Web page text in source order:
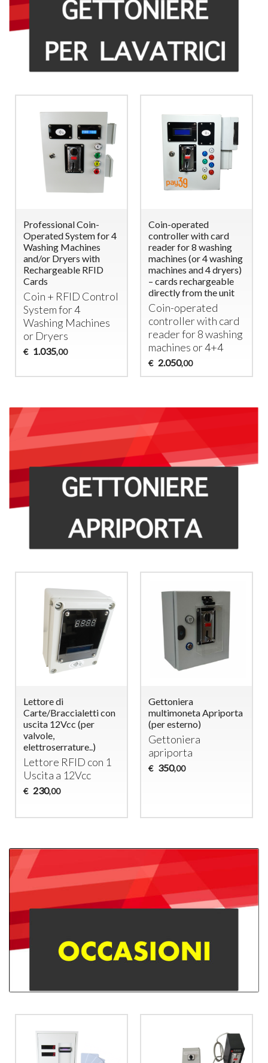
Electronic Coin
Operated Timer for
Domestic Washing
Machines (Max
1900W) – Ideal for
B&Bs and Hospitality
Facilities
Electronic Coin
Operated Timer for
Washing Machine
€ 290,00
Gettoniera
multimoneta per
Lavaggio e Asciugatura
cavalli
Legge monete da €
0,1..0,2..0,5..1..2
€ 430
Multi-Coin Coin
Acceptor for 3 Doors
with 12Vdc Electric
Locks – Timed Door
Opening System
Coin Acceptor for 3
Doors
€ 470,00
Multi-Coin Coin
Acceptor for 4 Doors
with 12Vdc Electric
Locks – Timed Door
Opening System
Coin Acceptor for 4
Doors